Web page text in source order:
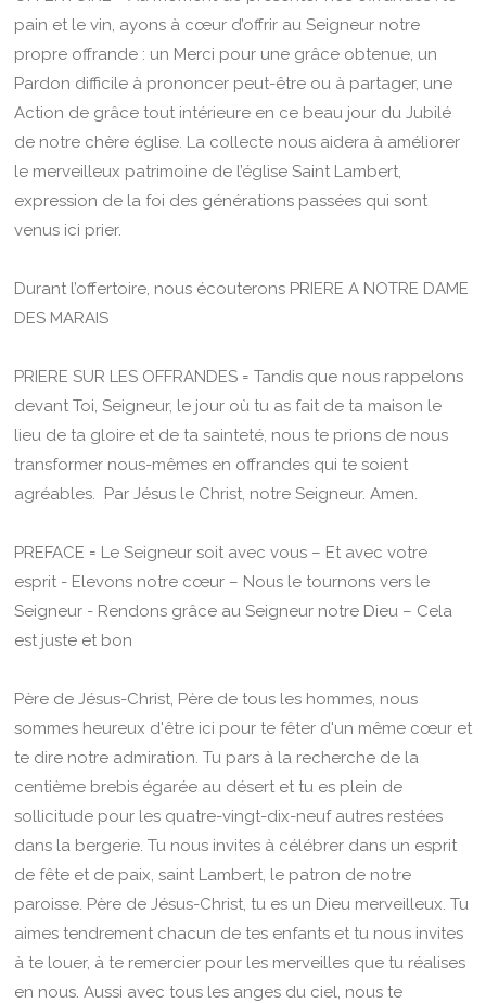
pain et le vin, ayons à cœur d’offrir au Seigneur notre
propre offrande : un Merci pour une grâce obtenue, un
Pardon difficile à prononcer peut-être ou à partager, une
Action de grâce tout intérieure en ce beau jour du Jubilé
de notre chère église. La collecte nous aidera à améliorer
le merveilleux patrimoine de l’église Saint Lambert,
expression de la foi des générations passées qui sont
venus ici prier.
Durant l’offertoire, nous écouterons PRIERE A NOTRE DAME
DES MARAIS
PRIERE SUR LES OFFRANDES = Tandis que nous rappelons
devant Toi, Seigneur, le jour où tu as fait de ta maison le
lieu de ta gloire et de ta sainteté, nous te prions de nous
transformer nous-mêmes en offrandes qui te soient
agréables. Par Jésus le Christ, notre Seigneur. Amen.
PREFACE = Le Seigneur soit avec vous – Et avec votre
esprit - Elevons notre cœur – Nous le tournons vers le
Seigneur - Rendons grâce au Seigneur notre Dieu – Cela
est juste et bon
Père de Jésus-Christ, Père de tous les hommes, nous
sommes heureux d'être ici pour te fêter d'un même cœur et
te dire notre admiration. Tu pars à la recherche de la
centième brebis égarée au désert et tu es plein de
sollicitude pour les quatre-vingt-dix-neuf autres restées
dans la bergerie. Tu nous invites à célébrer dans un esprit
de fête et de paix, saint Lambert, le patron de notre
paroisse. Père de Jésus-Christ, tu es un Dieu merveilleux. Tu
aimes tendrement chacun de tes enfants et tu nous invites
à te louer, à te remercier pour les merveilles que tu réalises
en nous. Aussi avec tous les anges du ciel, nous te